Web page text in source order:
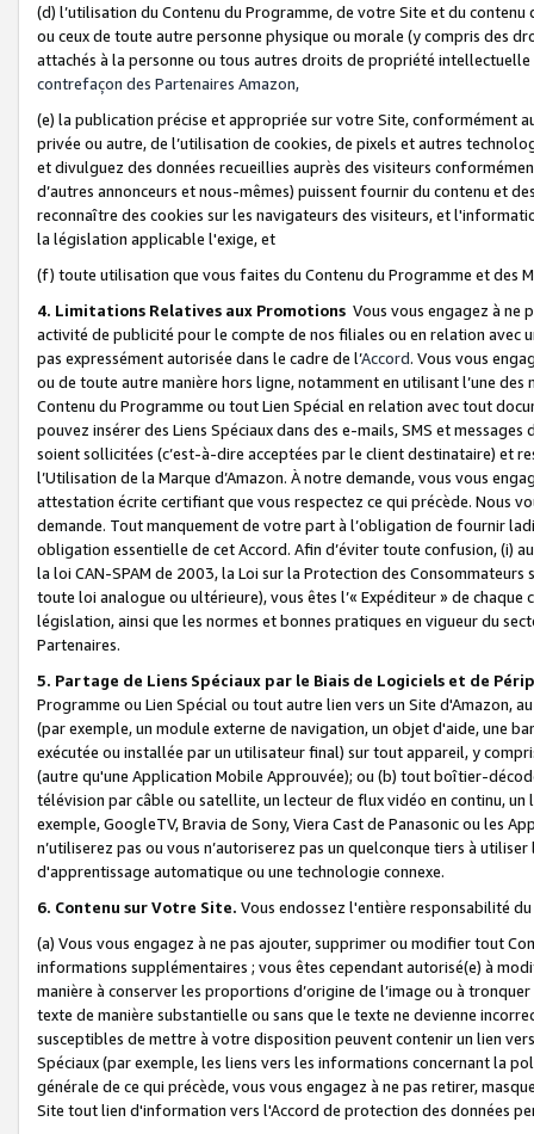
(d) l’utilisation du Contenu du Programme, de votre Site et du
ou ceux de toute autre personne physique ou morale (y compris des
attachés à la personne ou tous autres droits de propriété
contrefaçon des Partenaires Amazon,
(e) la publication précise et appropriée sur votre Site, conformément
privée ou autre, de l’utilisation de cookies, de pixels et autres
et divulguez des données recueillies auprès des visiteurs
d’autres annonceurs et nous-mêmes) puissent fournir du contenu et
reconnaître des cookies sur les navigateurs des visiteurs, et
la législation applicable l'exige, et
(f) toute utilisation que vous faites du Contenu du Programme et des
4. Limitations Relatives aux Promotions Vous vous engagez à ne
activité de publicité pour le compte de nos filiales ou en relation avec
pas expressément autorisée dans le cadre de l’Accord. Vous vous
ou de toute autre manière hors ligne, notamment en utilisant l’une
Contenu du Programme ou tout Lien Spécial en relation avec tout
pouvez insérer des Liens Spéciaux dans des e-mails, SMS et
soient sollicitées (c’est-à-dire acceptées par le client destinataire) et
l’Utilisation de la Marque d’Amazon. À notre demande, vous vous
attestation écrite certifiant que vous respectez ce qui précède. Nous
demande. Tout manquement de votre part à l’obligation de fournir
obligation essentielle de cet Accord. Afin d’éviter toute confusion, (i)
la loi CAN-SPAM de 2003, la Loi sur la Protection des
toute loi analogue ou ultérieure), vous êtes l’« Expéditeur » de
législation, ainsi que les normes et bonnes pratiques en vigueur du
Partenaires.
5. Partage de Liens Spéciaux par le Biais de Logiciels et de
Programme ou Lien Spécial ou tout autre lien vers un Site d'Amazon,
(par exemple, un module externe de navigation, un objet d'aide, une
exécutée ou installée par un utilisateur final) sur tout appareil, y
(autre qu'une Application Mobile Approuvée); ou (b) tout boîtier-
télévision par câble ou satellite, un lecteur de flux vidéo en continu,
exemple, GoogleTV, Bravia de Sony, Viera Cast de Panasonic ou les
n’utiliserez pas ou vous n’autoriserez pas un quelconque tiers à
d'apprentissage automatique ou une technologie connexe.
6. Contenu sur Votre Site. Vous endossez l'entière responsabilité
(a) Vous vous engagez à ne pas ajouter, supprimer ou modifier tout
informations supplémentaires ; vous êtes cependant autorisé(e) à
manière à conserver les proportions d’origine de l’image ou à
texte de manière substantielle ou sans que le texte ne devienne
susceptibles de mettre à votre disposition peuvent contenir un lien
Spéciaux (par exemple, les liens vers les informations concernant la
générale de ce qui précède, vous vous engagez à ne pas retirer,
Site tout lien d'information vers l'Accord de protection des données